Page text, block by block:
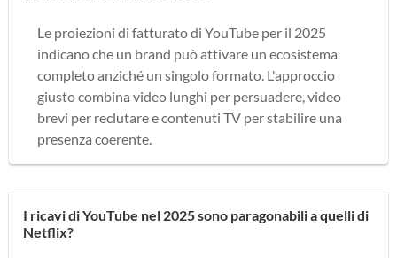
Le proiezioni di fatturato di YouTube per il 2025
indicano che un brand può attivare un ecosistema
completo anziché un singolo formato. L'approccio
giusto combina video lunghi per persuadere, video
brevi per reclutare e contenuti TV per stabilire una
presenza coerente.
I ricavi di YouTube nel 2025 sono paragonabili a quelli di
Netflix?